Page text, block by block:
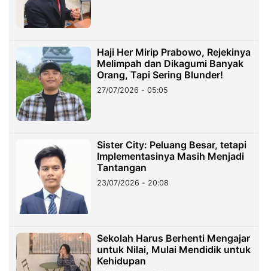
Haji Her Mirip Prabowo, Rejekinya
Melimpah dan Dikagumi Banyak
Orang, Tapi Sering Blunder!
27/07/2026 - 05:05
Sister City: Peluang Besar, tetapi
Implementasinya Masih Menjadi
Tantangan
23/07/2026 - 20:08
Sekolah Harus Berhenti Mengajar
untuk Nilai, Mulai Mendidik untuk
Kehidupan